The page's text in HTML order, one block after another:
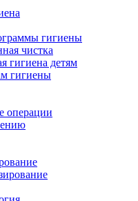
гигиены
чистка
гигиена детям
гигиены
операции